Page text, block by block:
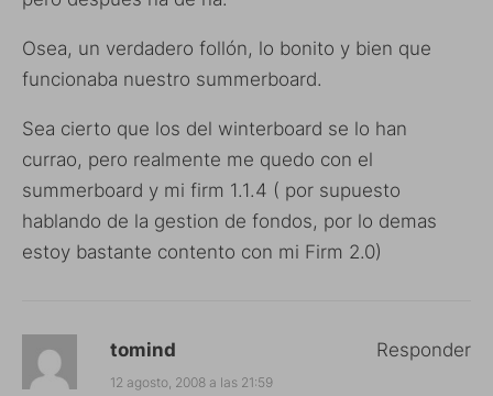
Osea, un verdadero follón, lo bonito y bien que
funcionaba nuestro summerboard.
Sea cierto que los del winterboard se lo han
currao, pero realmente me quedo con el
summerboard y mi firm 1.1.4 ( por supuesto
hablando de la gestion de fondos, por lo demas
estoy bastante contento con mi Firm 2.0)
tomind
12 agosto, 2008 a las 21:59
Responder